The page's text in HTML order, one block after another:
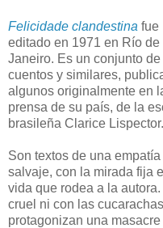
Felicidade clandestina fue
editado en 1971 en Río de
Janeiro. Es un conjunto de
cuentos y similares,
algunos originalmente en
prensa de su país, de la
brasileña Clarice Lispector.
Son textos de una empatía
salvaje, con la mirada fija
vida que rodea a la
cruel ni con las
protagonizan una masacre